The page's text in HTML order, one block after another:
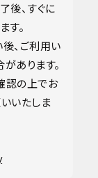
後、すぐに
す。
、ご利用い
あります。
認の上でお
いたしま